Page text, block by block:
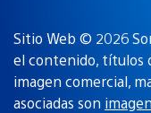
Sitio Web © 2026
el contenido, títulos
imagen comercial,
asociadas son